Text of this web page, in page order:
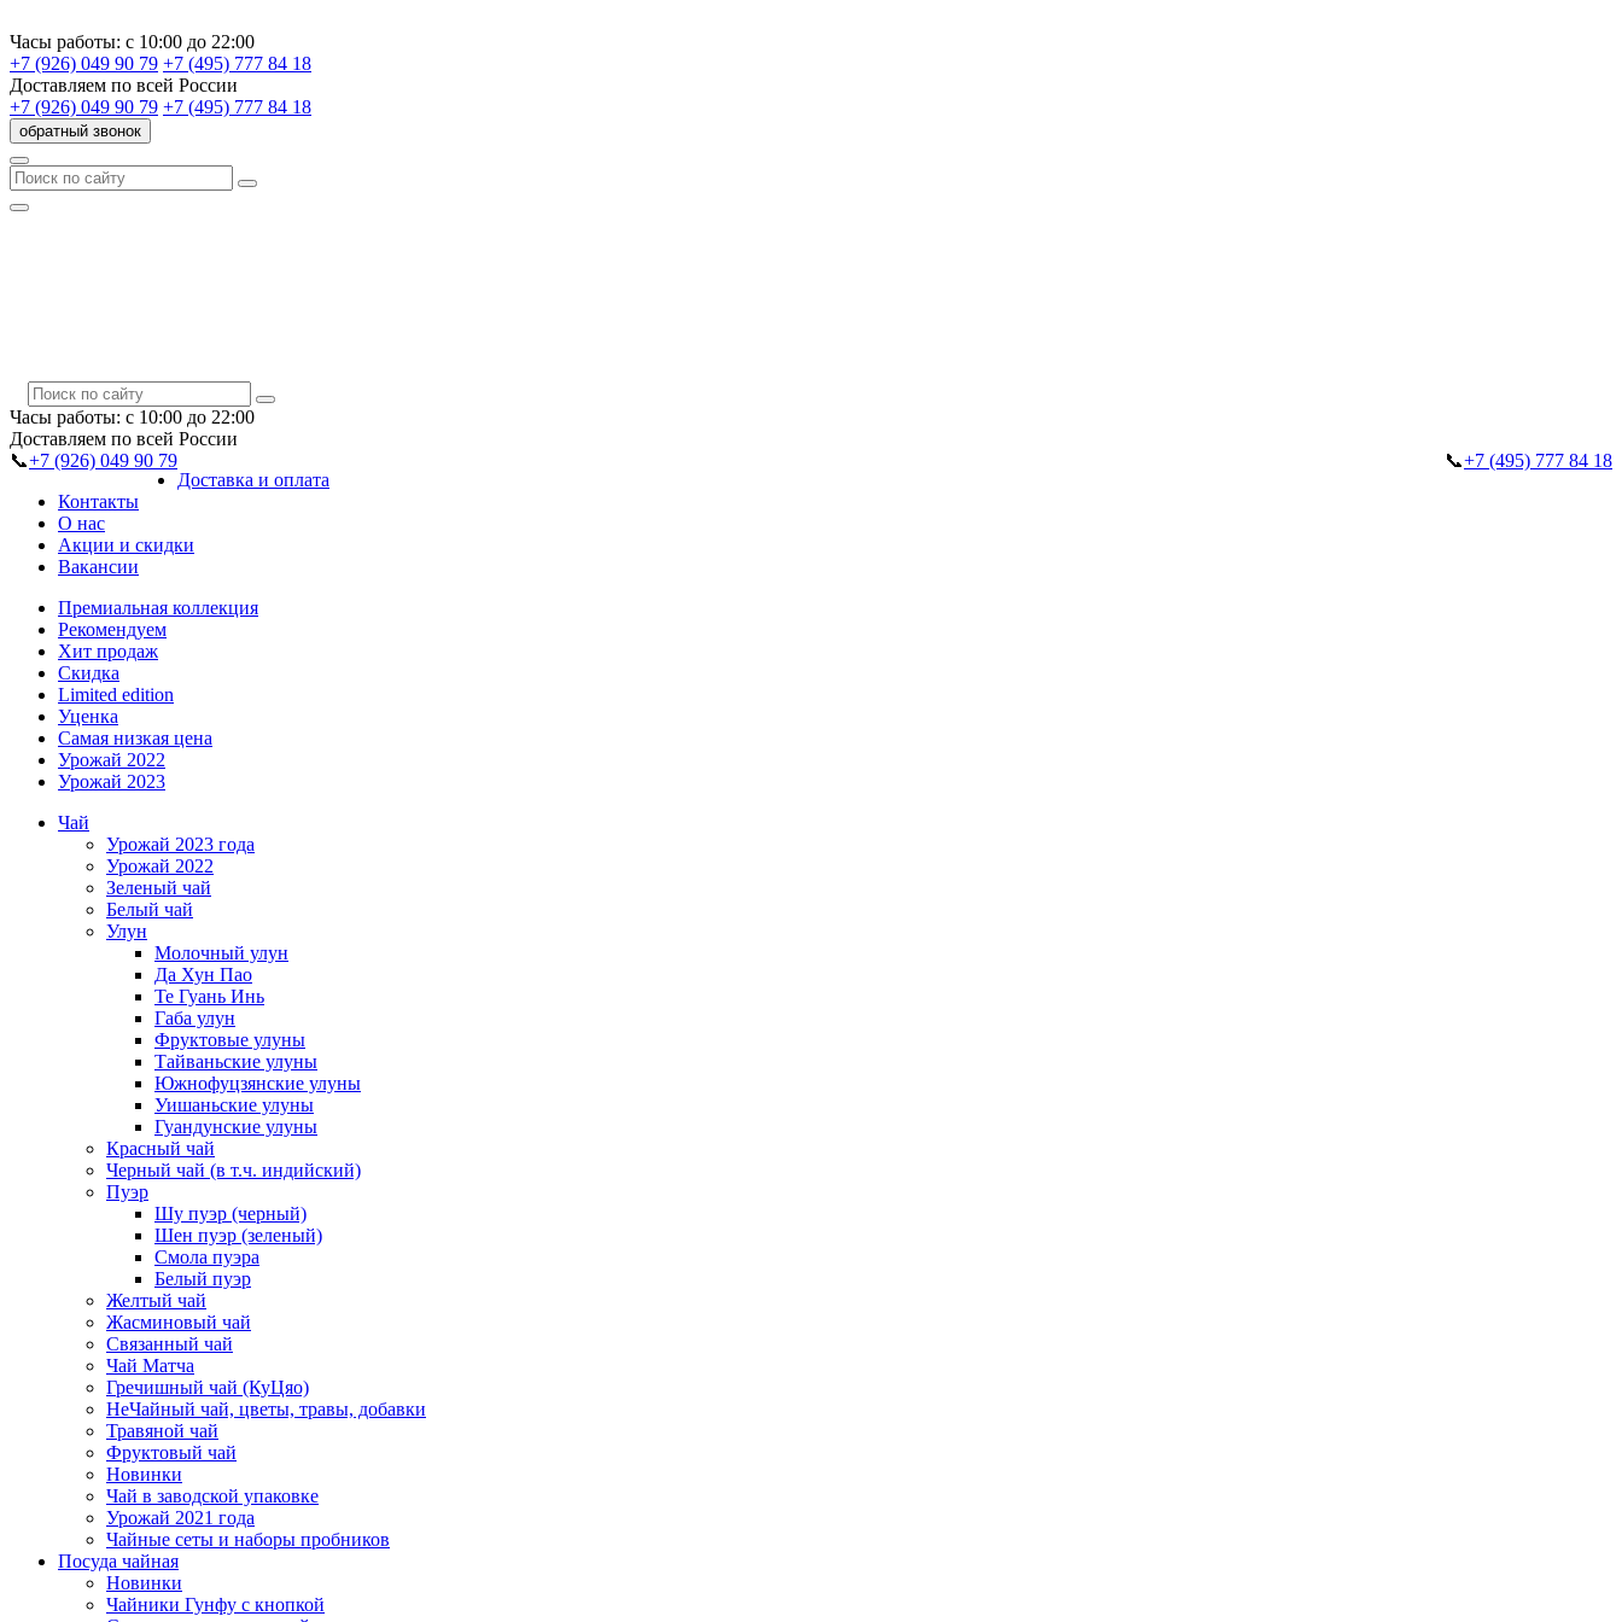
Часы работы: с 10:00 до 22:00
+7 (926) 049 90 79 +7 (495) 777 84 18
Доставляем по всей России
+7 (926) 049 90 79 +7 (495) 777 84 18
обратный звонок
Часы работы: с 10:00 до 22:00
Доставляем по всей России
📞+7 (926) 049 90 79 📞+7 (495) 777 84 18
Доставка и оплата
Контакты
О нас
Акции и скидки
Вакансии
Премиальная коллекция
Рекомендуем
Хит продаж
Скидка
Limited edition
Уценка
Самая низкая цена
Урожай 2022
Урожай 2023
Чай
Урожай 2023 года
Урожай 2022
Зеленый чай
Белый чай
Улун
Молочный улун
Да Хун Пао
Те Гуань Инь
Габа улун
Фруктовые улуны
Тайваньские улуны
Южнофуцзянские улуны
Уишаньские улуны
Гуандунские улуны
Красный чай
Черный чай (в т.ч. индийский)
Пуэр
Шу пуэр (черный)
Шен пуэр (зеленый)
Смола пуэра
Белый пуэр
Желтый чай
Жасминовый чай
Связанный чай
Чай Матча
Гречишный чай (КуЦяо)
НеЧайный чай, цветы, травы, добавки
Травяной чай
Фруктовый чай
Новинки
Чай в заводской упаковке
Урожай 2021 года
Чайные сеты и наборы пробников
Посуда чайная
Новинки
Чайники Гунфу с кнопкой